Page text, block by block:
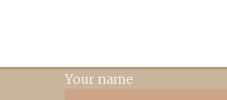
Your name